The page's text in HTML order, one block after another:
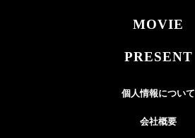
MOVIE
PRESENT
個人情報について
会社概要